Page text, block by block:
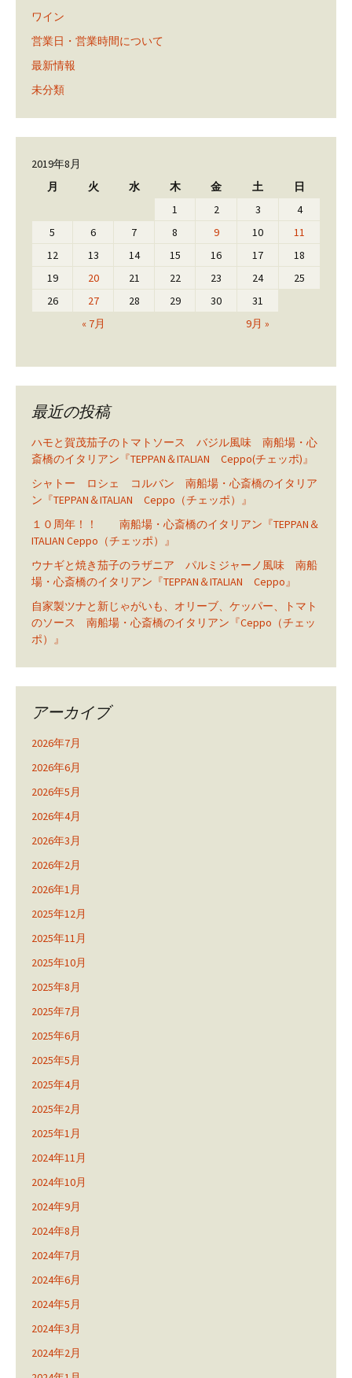
ワイン
営業日・営業時間について
最新情報
未分類
2019年8月
月
火 水 木 金 土 日
« 7月 9月 »
1 2 3
4
5
6 7 8 9 10
11
12
13 14 15 16 17
18
19
20 21 22 23 24
25
26
27 28 29 30 31
最近の投稿
ハモと賀茂茄子のトマトソース バジル風味 南船場・心
斎橋のイタリアン『TEPPAN＆ITALIAN Ceppo(チェッポ)』
シャトー ロシェ コルバン 南船場・心斎橋のイタリア
ン『TEPPAN＆ITALIAN Ceppo（チェッポ）』
１０周年！！ 南船場・心斎橋のイタリアン『TEPPAN＆
ITALIAN Ceppo（チェッポ）』
ウナギと焼き茄子のラザニア パルミジャーノ風味 南船
場・心斎橋のイタリアン『TEPPAN＆ITALIAN Ceppo』
自家製ツナと新じゃがいも、オリーブ、ケッパー、トマト
のソース 南船場・心斎橋のイタリアン『Ceppo（チェッ
ポ）』
アーカイブ
2026年7月
2026年6月
2026年5月
2026年4月
2026年3月
2026年2月
2026年1月
2025年12月
2025年11月
2025年10月
2025年8月
2025年7月
2025年6月
2025年5月
2025年4月
2025年2月
2025年1月
2024年11月
2024年10月
2024年9月
2024年8月
2024年7月
2024年6月
2024年5月
2024年3月
2024年2月